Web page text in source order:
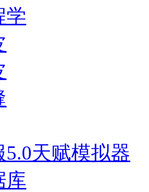
学
5.0天赋模拟器
库